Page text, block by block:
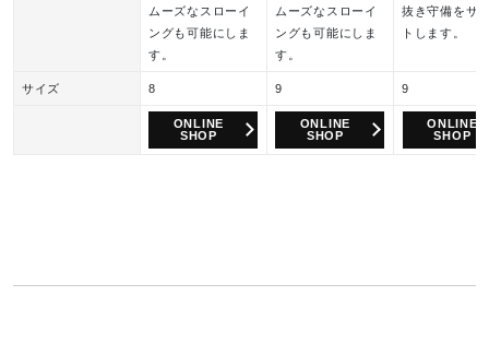
ムーズなスローイ
ングも可能にしま
す。
ムーズなスローイ
ングも可能にしま
す。
抜き守備をサ
トします。
サイズ 8 9 9
ONLINE
SHOP
ONLINE
SHOP
ONLINE
SHOP